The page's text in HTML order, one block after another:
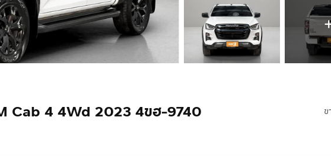
ข
Cab 4 4Wd 2023 4ขฮ-9740